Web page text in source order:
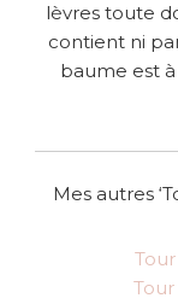
lèvres toute
contient ni
baume est
Mes autres